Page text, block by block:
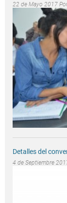
22 de Mayo 2017
Detalles del
4 de Septiembre